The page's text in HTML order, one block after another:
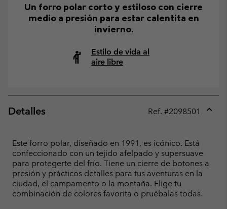
Un forro polar corto y estiloso con cierre
medio a presión para estar calentita en
invierno.
Estilo de vida al
aire libre
Detalles Ref. #2098501
Este forro polar, diseñado en 1991, es icónico. Está
confeccionado con un tejido afelpado y supersuave
para protegerte del frío. Tiene un cierre de botones a
presión y prácticos detalles para tus aventuras en la
ciudad, el campamento o la montaña. Elige tu
combinación de colores favorita o pruébalas todas.